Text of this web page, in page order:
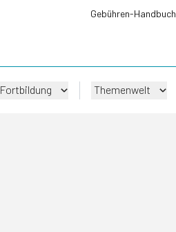
Gebühren-Handbuch
Fortbildung Themenwelt